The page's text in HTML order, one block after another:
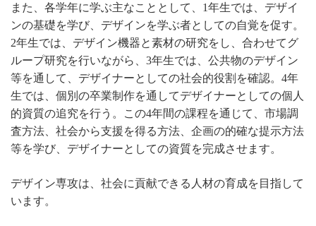
また、各学年に学ぶ主なこととして、1年生では、デザイ
ンの基礎を学び、デザインを学ぶ者としての自覚を促す。
2年生では、デザイン機器と素材の研究をし、合わせてグ
ループ研究を行いながら、3年生では、公共物のデザイン
等を通して、デザイナーとしての社会的役割を確認。4年
生では、個別の卒業制作を通してデザイナーとしての個人
的資質の追究を行う。この4年間の課程を通じて、市場調
査方法、社会から支援を得る方法、企画の的確な提示方法
等を学び、デザイナーとしての資質を完成させます。
デザイン専攻は、社会に貢献できる人材の育成を目指して
います。